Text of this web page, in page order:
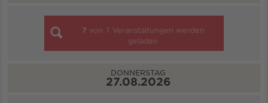
7 von 7 Veranstaltungen werden
geladen
DONNERSTAG
27.08.2026